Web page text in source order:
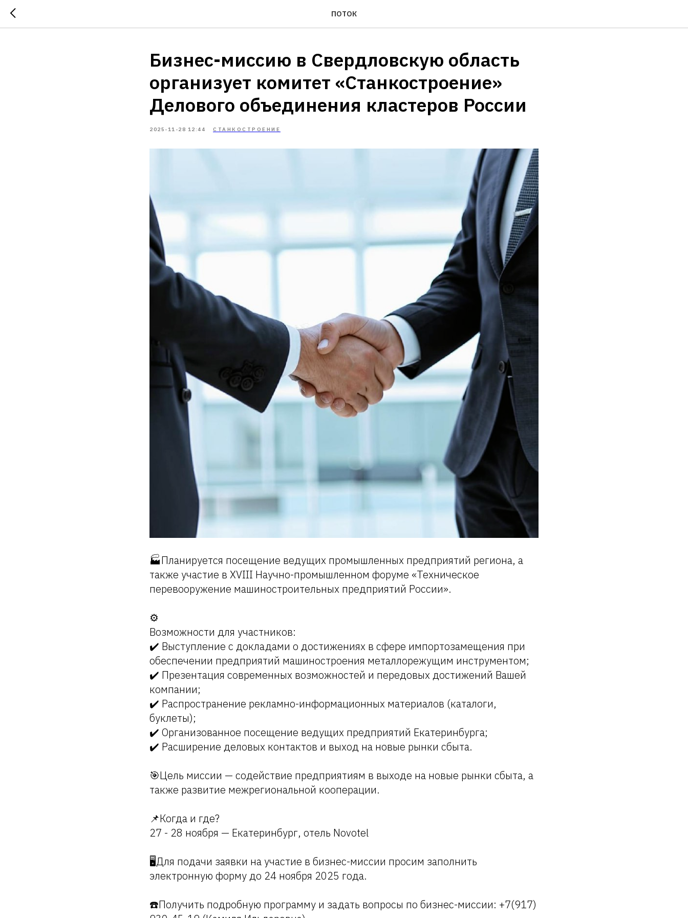
ПОТОК
Бизнес-миссию в Свердловскую область
организует комитет «Станкостроение»
Делового объединения кластеров России
2025-11-28 12:44 СТАНКОСТРОЕНИЕ
🏭Планируется посещение ведущих промышленных предприятий региона, а
также участие в XVIII Научно-промышленном форуме «Техническое
перевооружение машиностроительных предприятий России».
⚙️
Возможности для участников:
✔️ Выступление с докладами о достижениях в сфере импортозамещения при
обеспечении предприятий машиностроения металлорежущим инструментом;
✔️ Презентация современных возможностей и передовых достижений Вашей
компании;
✔️ Распространение рекламно-информационных материалов (каталоги,
буклеты);
✔️ Организованное посещение ведущих предприятий Екатеринбурга;
✔️ Расширение деловых контактов и выход на новые рынки сбыта.
🎯Цель миссии — содействие предприятиям в выходе на новые рынки сбыта, а
также развитие межрегиональной кооперации.
📌Когда и где?
27 - 28 ноября — Екатеринбург, отель Novotel
🖥Для подачи заявки на участие в бизнес-миссии просим заполнить
электронную форму до 24 ноября 2025 года.
☎️Получить подробную программу и задать вопросы по бизнес-миссии: +7(917)